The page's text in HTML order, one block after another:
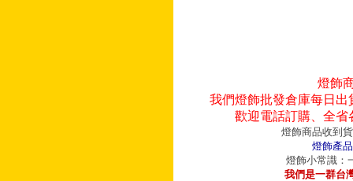
燈飾
我們燈飾批發倉庫每日
歡迎電話訂購、全
燈飾商品收到
燈飾產
燈飾小常識：
我們是一群台